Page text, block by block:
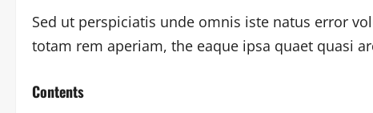
Sed ut perspiciatis unde omnis iste natus error
totam rem aperiam, the eaque ipsa quaet quasi
Contents